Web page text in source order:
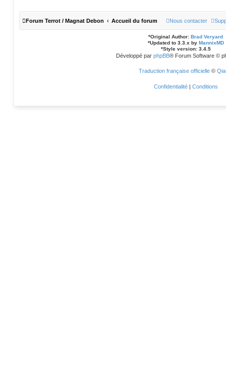
Forum Terrot / Magnat Debon Accueil du forum Nous contacter
*Original Author: Brad Veryard
*Updated to 3.3.x by MannixMD
*Style version: 3.4.5
Développé par phpBB® Forum Software ©
Traduction française officielle©
Confidentialité | Conditions